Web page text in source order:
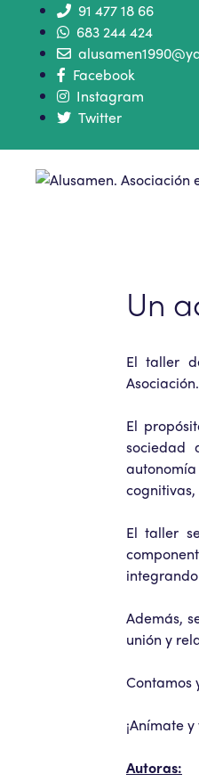
91 477 18 66
683 244 424
Facebook
Instagram
Twitter
Un
El taller
Asociación.
El
sociedad
El taller
Además,
unión y
Contamos
¡Anímate
Autoras: